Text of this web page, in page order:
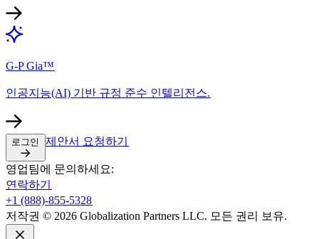
G-P Gia™​​
인공지능(AI) 기반 규정 준수 인텔리전스.​​
로그인​​ 제안서 요청하기​​
영업팀에 문의하세요:​​
연락하기​​
+1 (888)-855-5328​​
저작권 © 2026 Globalization Partners LLC. 모든 권리 보유.​​